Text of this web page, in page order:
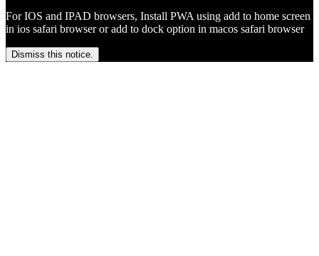
For IOS and IPAD browsers, Install PWA using add to home screen
in ios safari browser or add to dock option in macos safari browser
Dismiss this notice.